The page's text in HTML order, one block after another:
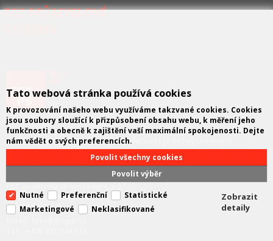
FCC PRŮMYSLOVÉ
FCC průmyslové systémyje technicko – obchodní společností,
zastupující významné výrobce v oblasti průmyslové automatizace
a telekomunikační techniky. Společnost je též významným
vývojářem a integrátorem se specializací na systémy strojového
vidění a pokročilé robotiky.
U Výstaviště 138/3, Holešovice
170 00 Praha 7
Tato webová stránka používá cookies
K provozování našeho webu využíváme takzvané cookies. Cookies
jsou soubory sloužící k přizpůsobení obsahu webu, k měření jeho
funkčnosti a obecně k zajištění vaší maximální spokojenosti. Dejte
nám vědět o svých preferencích.
Povolit výběr
Povolit všechny cookies
Nutné Preferenční
Statistické
Marketingové
Neklasifikované
Zobrazit
detaily